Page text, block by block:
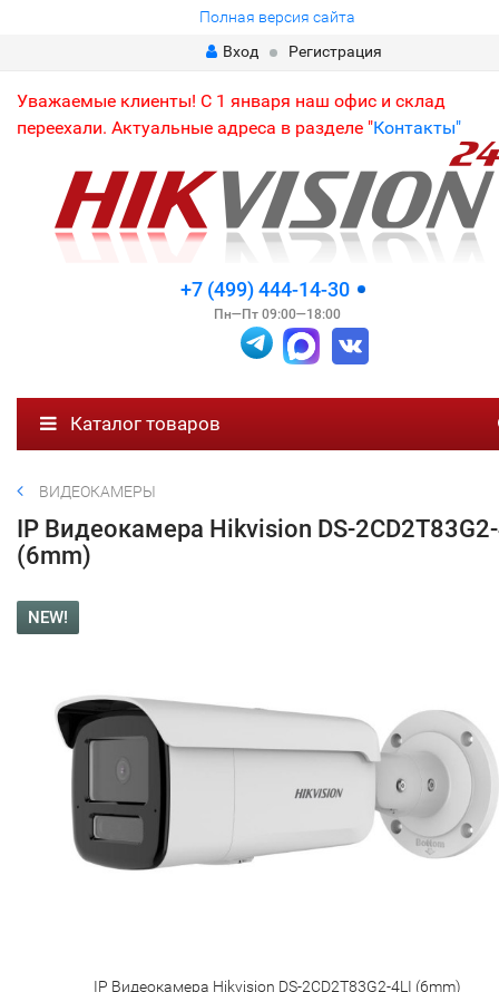
Полная версия сайта
Вход
Регистрация
Уважаемые клиенты! С 1 января наш офис и склад
переехали. Актуальные адреса в разделе "Контакты"
+7 (499) 444-14-30
Пн—Пт 09:00—18:00
Каталог товаров
ВИДЕОКАМЕРЫ
IP Видеокамера Hikvision DS-
(6mm)
NEW!
IP Видеокамера Hikvision DS-2CD2T83G2-4LI (6mm)